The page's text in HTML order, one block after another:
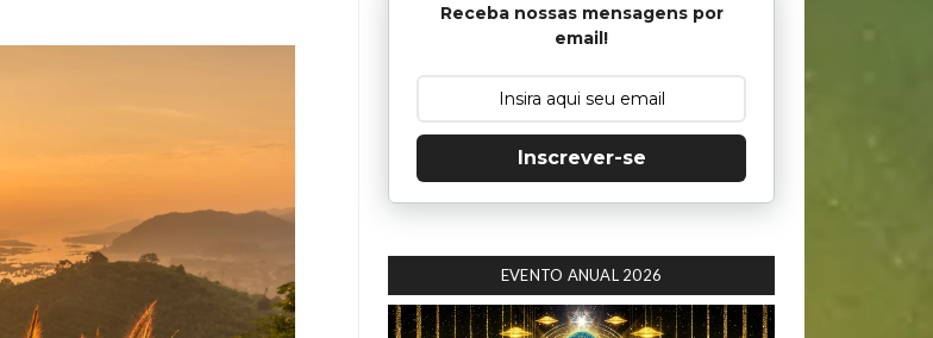
Receba nossas mensagens por
email!
Inscrever-se
EVENTO ANUAL 2026